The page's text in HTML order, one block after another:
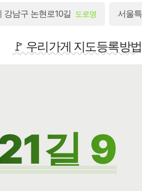
강남구 논현로10길 도로명 서울
🚩 우리가게 지도등록방법
길 9